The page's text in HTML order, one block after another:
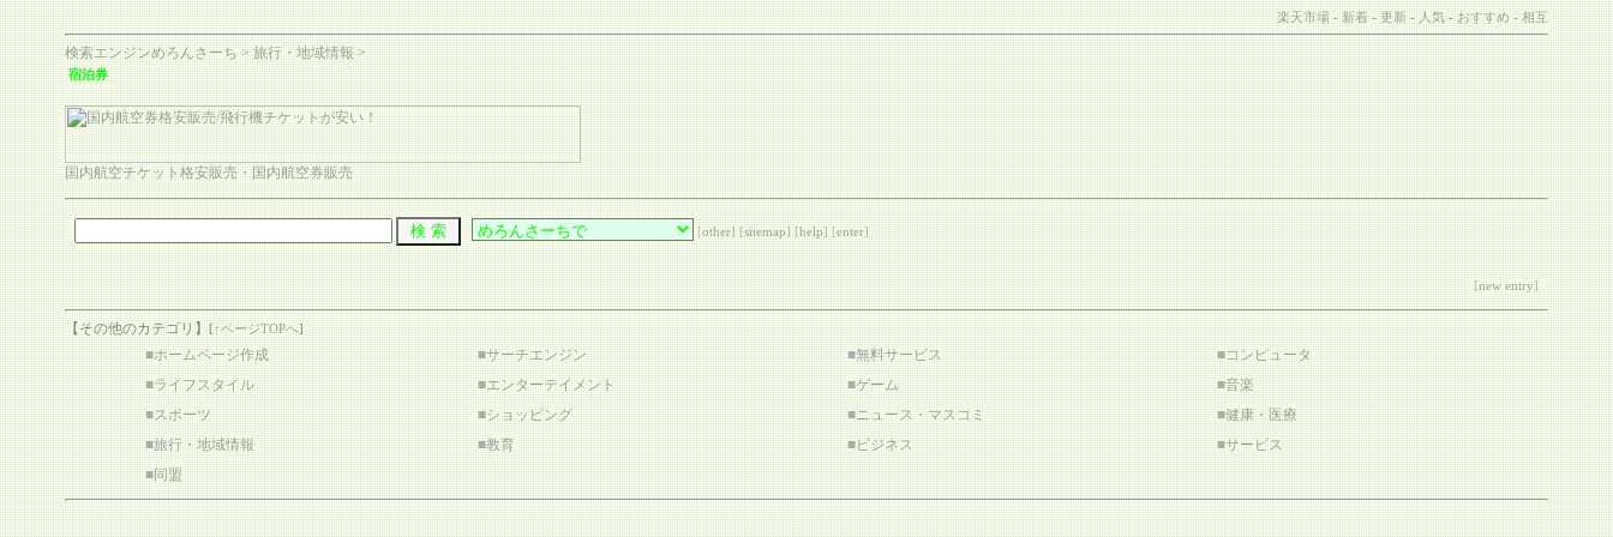
楽天市場-新着-更新-人気-おすすめ-相互
検索エンジンめろんさーち>旅行・地域情報>
宿泊券
国内航空チケット格安販売・国内航空券販売
[other] [sitemap] [help] [enter]
[new entry]
【その他のカテゴリ】[↑ページTOPへ]
■ホームページ作成 ■サーチエンジン ■無料サービス ■コンピュータ
■ライフスタイル ■エンターテイメント ■ゲーム ■音楽
■スポーツ ■ショッピング ■ニュース・マスコミ ■健康・医療
■旅行・地域情報 ■教育 ■ビジネス ■サービス
■同盟